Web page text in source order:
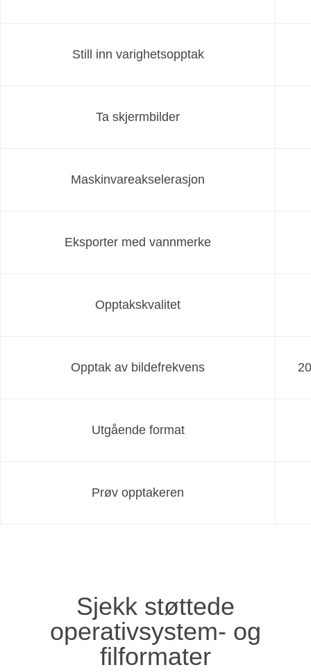
Still inn varighetsopptak
Ta skjermbilder
Maskinvareakselerasjon
Eksporter med vannmerke
Opptakskvalitet
Opptak av bildefrekvens
Utgående format
Prøv opptakeren
Sjekk støttede
operativsystem- og
filformater